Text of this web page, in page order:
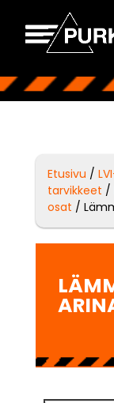
Etusivu /
tarvikkeet /
osat /